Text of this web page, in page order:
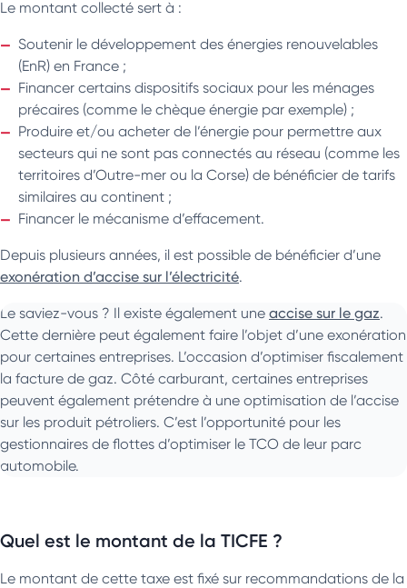
Le montant collecté sert à :
Soutenir le développement des énergies renouvelables
(EnR) en France ;
Financer certains dispositifs sociaux pour les ménages
précaires (comme le chèque énergie par exemple) ;
Produire et/ou acheter de l’énergie pour permettre aux
secteurs qui ne sont pas connectés au réseau (comme les
territoires d’Outre-mer ou la Corse) de bénéficier de tarifs
similaires au continent ;
Financer le mécanisme d’effacement.
Depuis plusieurs années, il est possible de bénéficier d’une
exonération d’accise sur l’électricité.
Le saviez-vous ? Il existe également une accise sur le gaz.
Cette dernière peut également faire l’objet d’une exonération
pour certaines entreprises. L’occasion d’optimiser fiscalement
la facture de gaz. Côté carburant, certaines entreprises
peuvent également prétendre à une optimisation de l’accise
sur les produit pétroliers. C’est l’opportunité pour les
gestionnaires de flottes d’optimiser le TCO de leur parc
automobile.
Quel est le montant de la TICFE ?
Le montant de cette taxe est fixé sur recommandations de la